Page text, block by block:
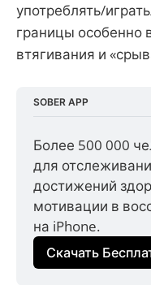
употреблять/
границы
втягивания и
SOBER APP
Более 500 000
для
достижений
мотивации в
на iPhone.
Скачать